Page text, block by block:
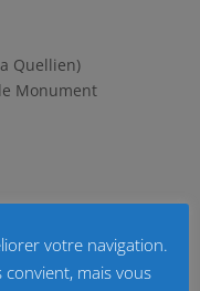
Quellien)
Monument
votre navigation.
mais vous